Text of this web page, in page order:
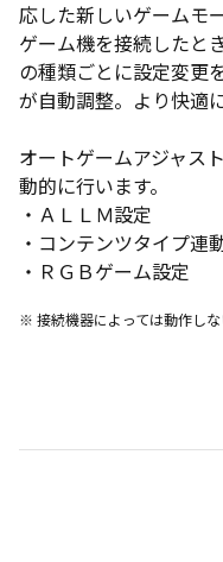
応した新しいゲームモ
ゲーム機を接続したと
の種類ごとに設定変更
が自動調整。より快適
オートゲームアジャス
動的に行います。
・ＡＬＬＭ設定
・コンテンツタイプ連
・ＲＧＢゲーム設定
※ 接続機器によっては動作しな